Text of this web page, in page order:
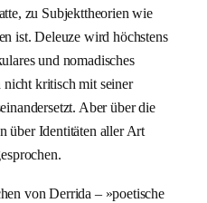
zu Subjekttheorien wie
ist. Deleuze wird höchstens
und nomadisches
nicht kritisch mit seiner
Aber über die
über Identitäten aller Art
von Derrida – »poetische